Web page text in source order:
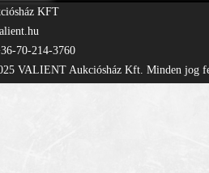
KFT
70-214-3760
VALIENT Aukciósház Kft. Minden jog